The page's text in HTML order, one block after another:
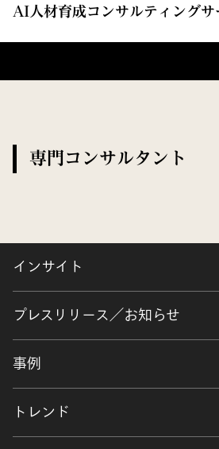
AI人材育成コンサルティングサ
専門コンサルタント
インサイト
プレスリリース／お知らせ
事例
トレンド